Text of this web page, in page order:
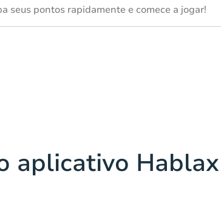
seus pontos rapidamente e comece a jogar!
aplicativo Hablax